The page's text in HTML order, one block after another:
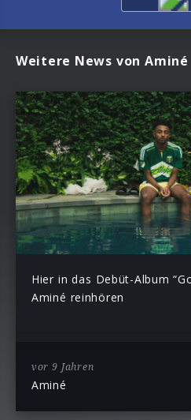
Weitere News von Aminé
Hier in das Debüt-Album
Aminé reinhören
vor 9 Jahren
Aminé